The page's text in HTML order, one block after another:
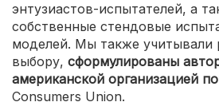
энтузиастов-испытателей, а
собственные стендовые
моделей. Мы также учитывали
выбору, сформулированы
американской организацией
Consumers Union.